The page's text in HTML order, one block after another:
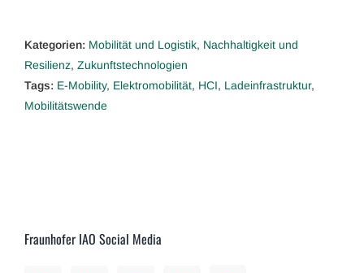
Kategorien: Mobilität und Logistik, Nachhaltigkeit und
Resilienz, Zukunftstechnologien
Tags: E-Mobility, Elektromobilität, HCI, Ladeinfrastruktur,
Mobilitätswende
Fraunhofer IAO Social Media